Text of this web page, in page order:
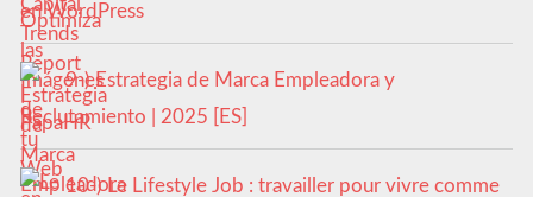
en WordPress
9-) Estrategia de Marca Empleadora y
Reclutamiento | 2025 [ES]
10-) Le Lifestyle Job : travailler pour vivre comme